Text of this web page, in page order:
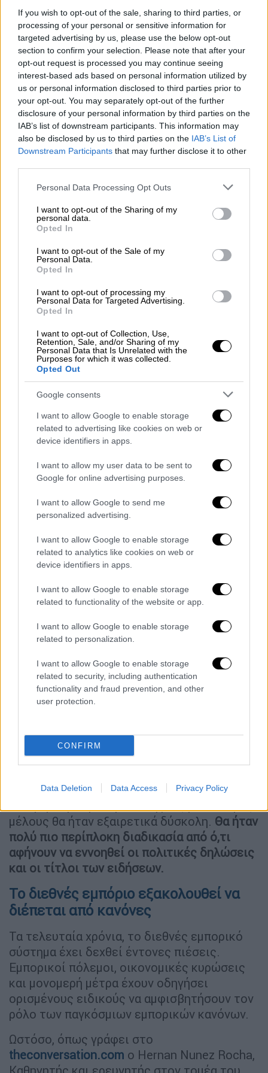
If you wish to opt-out of the sale, sharing to third parties, or
processing of your personal or sensitive information for
targeted advertising by us, please use the below opt-out
section to confirm your selection. Please note that after your
opt-out request is processed you may continue seeing
interest-based ads based on personal information utilized by
us or personal information disclosed to third parties prior to
your opt-out. You may separately opt-out of the further
disclosure of your personal information by third parties on the
IAB’s list of downstream participants. This information may
also be disclosed by us to third parties on the IAB’s List of
Downstream Participants that may further disclose it to other
Please note that this website/app uses one or more Google
not limited to your visit or usage behaviour. You may click to
grant or deny consent to Google and its third-party tags to
use your data for below specified purposes in below Google
consent section.
Personal Data Processing Opt Outs
I want to opt-out of the Sharing of my
personal data.
Opted In
I want to opt-out of the Sale of my
Personal Data.
Opted In
I want to opt-out of processing my
Personal Data for Targeted Advertising.
Opted In
I want to opt-out of Collection, Use,
Retention, Sale, and/or Sharing of my
Personal Data that Is Unrelated with the
Purposes for which it was collected.
Opted Out
Google consents
I want to allow Google to enable storage
related to advertising like cookies on web or
device identifiers in apps.
I want to allow my user data to be sent to
Google for online advertising purposes.
I want to allow Google to send me
personalized advertising.
I want to allow Google to enable storage
related to analytics like cookies on web or
device identifiers in apps.
I want to allow Google to enable storage
related to functionality of the website or app.
I want to allow Google to enable storage
related to personalization.
I want to allow Google to enable storage
related to security, including authentication
functionality and fraud prevention, and other
user protection.
CONFIRM
Data Deletion Data Access Privacy Policy
κράτους-μέλους της ΕΕ θα επηρεάσει
αναπόφευκτα ολόκληρη την ευρωπαϊκή
αγορά.
Τα εμπόδια στην απομόνωση ενός
κράτους-μέλους
Η νομική δομή της ΕΕ συνδυάζεται με μια
οικονομική πραγματικότητα: μεγάλο μέρος
της ευρωπαϊκής οικονομίας λειτουργεί ως
ένα ενιαίο δίκτυο παραγωγής.
Πολλά ευρωπαϊκά προϊόντα που εξάγονται
περιλαμβάνουν εξαρτήματα ή πρώτες ύλες
που έχουν παραχθεί σε διαφορετικές χώρες.
Ένα αυτοκίνητο που συναρμολογείται στη
Γερμανία μπορεί να περιλαμβάνει
την Ιταλία. Ένα ισπανικό αγροτικό προϊόν
μπορεί να υποστεί επεξεργασία ή να
εξαχθεί.
Αυτό το φαινόμενο, γνωστό ως παγκόσμιες
αλυσίδες αξίας (global value chains),
αποτελεί χαρακτηριστικό γνώρισμα του
σύγχρονου διεθνούς εμπορίου. Είναι
ιδιαίτερα εμφανές στην οικονομία της ΕΕ,
όπου το εμπόριο μεταξύ των κρατών-μελών
αποτελεί βασικό μέρος των παραγωγικών
δικτύων.
στενά συνδεδεμένων οικονομιών σημαίνει
μέλους θα ήταν εξαιρετικά δύσκολη. Θα ήταν
πολύ πιο περίπλοκη διαδικασία από ό,τι
αφήνουν να εννοηθεί οι πολιτικές δηλώσεις
και οι τίτλοι των ειδήσεων.
Το διεθνές εμπόριο εξακολουθεί να
διέπεται από κανόνες
Τα τελευταία χρόνια, το διεθνές εμπορικό
σύστημα έχει δεχθεί έντονες πιέσεις.
Εμπορικοί πόλεμοι, οικονομικές κυρώσεις
και μονομερή μέτρα έχουν οδηγήσει
ορισμένους ειδικούς να αμφισβητήσουν τον
ρόλο των παγκόσμιων εμπορικών κανόνων.
Ωστόσο, όπως γράφει στο
theconversation.com ο Hernan Nunez Rocha,